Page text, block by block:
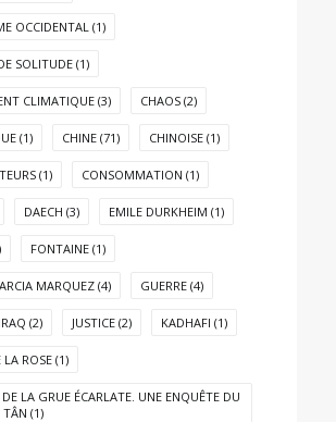
OCCIDENTAL(1)
SOLITUDE (1)
CLIMATIQUE (3) CHAOS (2)
(1) CHINE (71) CHINOISE (1)
(1) CONSOMMATION (1)
DAECH (3) EMILE DURKHEIM (1)
FONTAINE (1)
MARQUEZ (4) GUERRE (4)
(2) JUSTICE (2) KADHAFI (1)
ROSE (1)
LA GRUE ÉCARLATE. UNE ENQUÊTE DU
TÂN (1)